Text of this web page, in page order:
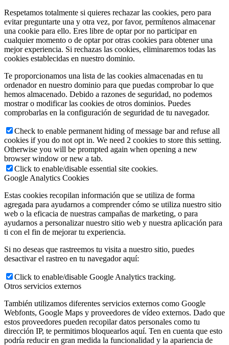
Respetamos totalmente si quieres rechazar las cookies, pero para
evitar preguntarte una y otra vez, por favor, permítenos almacenar
una cookie para ello. Eres libre de optar por no participar en
cualquier momento o de optar por otras cookies para obtener una
mejor experiencia. Si rechazas las cookies, eliminaremos todas las
cookies establecidas en nuestro dominio.
Te proporcionamos una lista de las cookies almacenadas en tu
ordenador en nuestro dominio para que puedas comprobar lo que
hemos almacenado. Debido a razones de seguridad, no podemos
mostrar o modificar las cookies de otros dominios. Puedes
comprobarlas en la configuración de seguridad de tu navegador.
Check to enable permanent hiding of message bar and refuse all
cookies if you do not opt in. We need 2 cookies to store this setting.
Otherwise you will be prompted again when opening a new
browser window or new a tab.
Click to enable/disable essential site cookies.
Google Analytics Cookies
Estas cookies recopilan información que se utiliza de forma
agregada para ayudarnos a comprender cómo se utiliza nuestro sitio
web o la eficacia de nuestras campañas de marketing, o para
ayudarnos a personalizar nuestro sitio web y nuestra aplicación para
ti con el fin de mejorar tu experiencia.
Si no deseas que rastreemos tu visita a nuestro sitio, puedes
desactivar el rastreo en tu navegador aquí:
Click to enable/disable Google Analytics tracking.
Otros servicios externos
También utilizamos diferentes servicios externos como Google
Webfonts, Google Maps y proveedores de vídeo externos. Dado que
estos proveedores pueden recopilar datos personales como tu
dirección IP, te permitimos bloquearlos aquí. Ten en cuenta que esto
podría reducir en gran medida la funcionalidad y la apariencia de